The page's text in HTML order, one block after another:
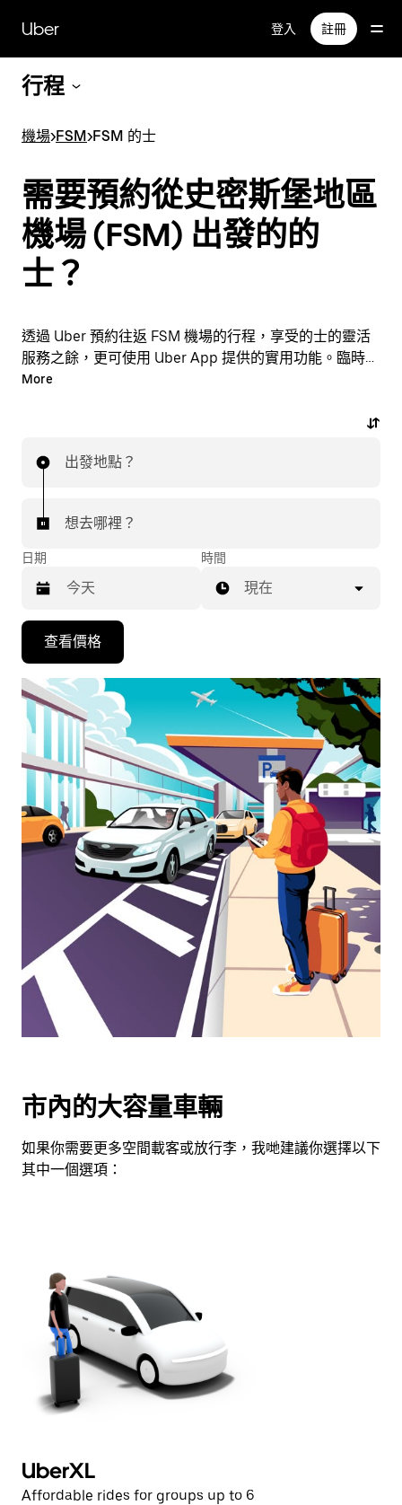
Uber 登入 註冊
行程
機場>FSM>FSM 的士
需要預約從史密斯堡地區
機場 (FSM) 出發的的
士？
透過 Uber 預約往返 FSM 機場的行程，享受的士的靈活
服務之餘，更可使用 Uber App 提供的實用功能。臨時需
要乘車？隨時透過 App 或網站預約行程，享受經濟實惠
More
出發地點？
想去哪裡？
日期
下
向
下
箭
鍵，
即
可
用
擇
日
期。
鈕
可
關
時間
現在
查看價格
市內的大容量車輛
如果你需要更多空間載客或放行李，我哋建議你選擇以下
其中一個選項：
UberXL
Affordable rides for groups up to 6